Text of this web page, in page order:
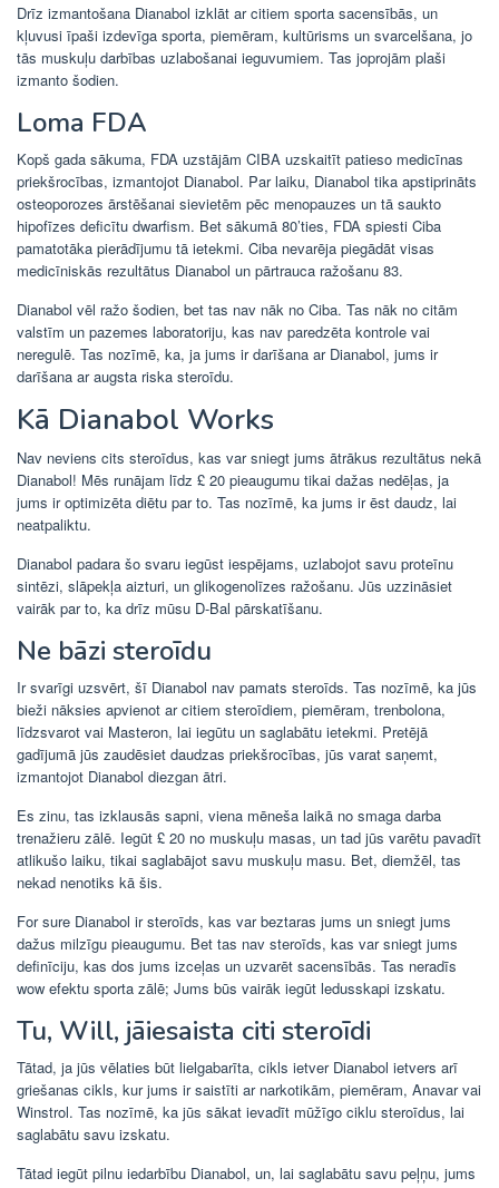
Drīz izmantošana Dianabol izklāt ar citiem sporta sacensībās, un
kļuvusi īpaši izdevīga sporta, piemēram, kultūrisms un svarcelšana, jo
tās muskuļu darbības uzlabošanai ieguvumiem. Tas joprojām plaši
izmanto šodien.
Loma FDA
Kopš gada sākuma, FDA uzstājām CIBA uzskaitīt patieso medicīnas
priekšrocības, izmantojot Dianabol. Par laiku, Dianabol tika apstiprināts
osteoporozes ārstēšanai sievietēm pēc menopauzes un tā saukto
hipofīzes deficītu dwarfism. Bet sākumā 80’ties, FDA spiesti Ciba
pamatotāka pierādījumu tā ietekmi. Ciba nevarēja piegādāt visas
medicīniskās rezultātus Dianabol un pārtrauca ražošanu 83.
Dianabol vēl ražo šodien, bet tas nav nāk no Ciba. Tas nāk no citām
valstīm un pazemes laboratoriju, kas nav paredzēta kontrole vai
neregulē. Tas nozīmē, ka, ja jums ir darīšana ar Dianabol, jums ir
darīšana ar augsta riska steroīdu.
Kā Dianabol Works
Nav neviens cits steroīdus, kas var sniegt jums ātrākus rezultātus nekā
Dianabol! Mēs runājam līdz £ 20 pieaugumu tikai dažas nedēļas, ja
jums ir optimizēta diētu par to. Tas nozīmē, ka jums ir ēst daudz, lai
neatpaliktu.
Dianabol padara šo svaru iegūst iespējams, uzlabojot savu proteīnu
sintēzi, slāpekļa aizturi, un glikogenolīzes ražošanu. Jūs uzzināsiet
vairāk par to, ka drīz mūsu D-Bal pārskatīšanu.
Ne bāzi steroīdu
Ir svarīgi uzsvērt, šī Dianabol nav pamats steroīds. Tas nozīmē, ka jūs
bieži nāksies apvienot ar citiem steroīdiem, piemēram, trenbolona, ​​
līdzsvarot vai Masteron, lai iegūtu un saglabātu ietekmi. Pretējā
gadījumā jūs zaudēsiet daudzas priekšrocības, jūs varat saņemt,
izmantojot Dianabol diezgan ātri.
Es zinu, tas izklausās sapni, viena mēneša laikā no smaga darba
trenažieru zālē. Iegūt £ 20 no muskuļu masas, un tad jūs varētu pavadīt
atlikušo laiku, tikai saglabājot savu muskuļu masu. Bet, diemžēl, tas
nekad nenotiks kā šis.
For sure Dianabol ir steroīds, kas var beztaras jums un sniegt jums
dažus milzīgu pieaugumu. Bet tas nav steroīds, kas var sniegt jums
definīciju, kas dos jums izceļas un uzvarēt sacensībās. Tas neradīs
wow efektu sporta zālē; Jums būs vairāk iegūt ledusskapi izskatu.
Tu, Will, jāiesaista citi steroīdi
Tātad, ja jūs vēlaties būt lielgabarīta, cikls ietver Dianabol ietvers arī
griešanas cikls, kur jums ir saistīti ar narkotikām, piemēram, Anavar vai
Winstrol. Tas nozīmē, ka jūs sākat ievadīt mūžīgo ciklu steroīdus, lai
saglabātu savu izskatu.
Tātad iegūt pilnu iedarbību Dianabol, un, lai saglabātu savu peļņu, jums